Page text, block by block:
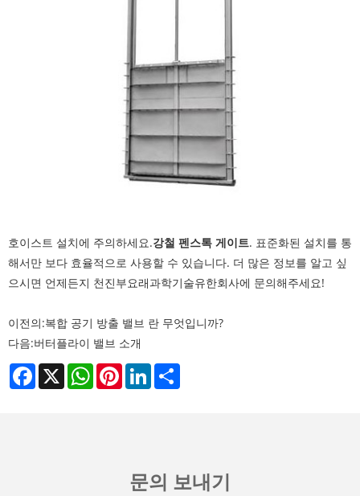
호이스트 설치에 주의하세요.강철 펜스톡 게이트. 표준화된 설치를 통
해서만 보다 효율적으로 사용할 수 있습니다. 더 많은 정보를 알고 싶
으시면 언제든지 천진부요래과학기술유한회사에 문의해주세요!
이전의:복합 공기 방출 밸브 란 무엇입니까?
다음:버터플라이 밸브 소개
Facebook
X WhatsAppPinterestLinkedIn
문의 보내기